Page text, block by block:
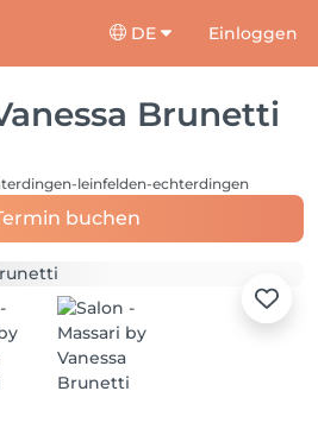
DE Einloggen
Brunetti
leinfelden-echterdingen
buchen